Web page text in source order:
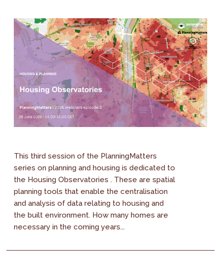
This third session of the PlanningMatters
series on planning and housing is dedicated to
the Housing Observatories . These are spatial
planning tools that enable the centralisation
and analysis of data relating to housing and
the built environment. How many homes are
necessary in the coming years...